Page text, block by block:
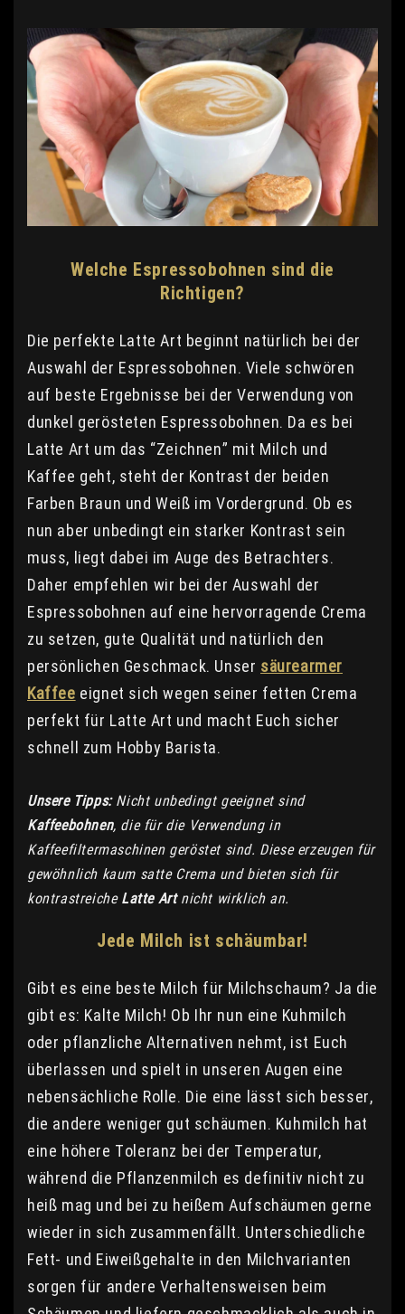
Welche Espressobohnen sind die
Richtigen?
Die perfekte Latte Art beginnt natürlich bei der
Auswahl der Espressobohnen. Viele schwören
auf beste Ergebnisse bei der Verwendung von
dunkel gerösteten Espressobohnen. Da es bei
Latte Art um das “Zeichnen” mit Milch und
Kaffee geht, steht der Kontrast der beiden
Farben Braun und Weiß im Vordergrund. Ob es
nun aber unbedingt ein starker Kontrast sein
muss, liegt dabei im Auge des Betrachters.
Daher empfehlen wir bei der Auswahl der
Espressobohnen auf eine hervorragende Crema
zu setzen, gute Qualität und natürlich den
persönlichen Geschmack. Unser säurearmer
Kaffee eignet sich wegen seiner fetten Crema
perfekt für Latte Art und macht Euch sicher
schnell zum Hobby Barista.
Unsere Tipps:Nicht unbedingt geeignet sind
Kaffeebohnen, die für die Verwendung in
Kaffeefiltermaschinen geröstet sind. Diese erzeugen für
gewöhnlich kaum satte Crema und bieten sich für
kontrastreiche Latte Artnicht wirklich an.
Jede Milch ist schäumbar!
Gibt es eine beste Milch für Milchschaum? Ja die
gibt es: Kalte Milch! Ob Ihr nun eine Kuhmilch
oder pflanzliche Alternativen nehmt, ist Euch
überlassen und spielt in unseren Augen eine
nebensächliche Rolle. Die eine lässt sich besser,
die andere weniger gut schäumen. Kuhmilch hat
eine höhere Toleranz bei der Temperatur,
während die Pflanzenmilch es definitiv nicht zu
heiß mag und bei zu heißem Aufschäumen gerne
wieder in sich zusammenfällt. Unterschiedliche
Fett- und Eiweißgehalte in den Milchvarianten
sorgen für andere Verhaltensweisen beim